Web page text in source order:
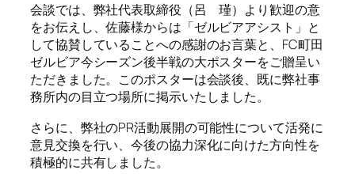
会談では、弊社代表取締役（呂 瑾）より歓迎の意
をお伝えし、佐藤様からは「ゼルビアアシスト」と
して協賛していることへの感謝のお言葉と、FC町田
ゼルビア今シーズン後半戦の大ポスターをご贈呈い
ただきました。このポスターは会談後、既に弊社事
務所内の目立つ場所に掲示いたしました。
さらに、弊社のPR活動展開の可能性について活発に
意見交換を行い、今後の協力深化に向けた方向性を
積極的に共有しました。